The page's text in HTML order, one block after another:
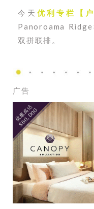
今天优利专栏【
Panoroama
双拼联排。
广告